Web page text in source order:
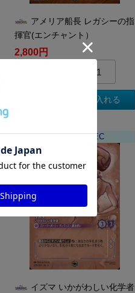
アメリア船長 レガシーの指
揮官(エンチャント）
2,800円
買取カートに入れる
DL-JA06-209-EC
イズマ いかがわしい化学者